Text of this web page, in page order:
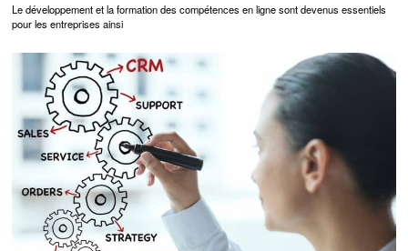
Le développement et la formation des compétences en ligne sont devenus essentiels
pour les entreprises ainsi